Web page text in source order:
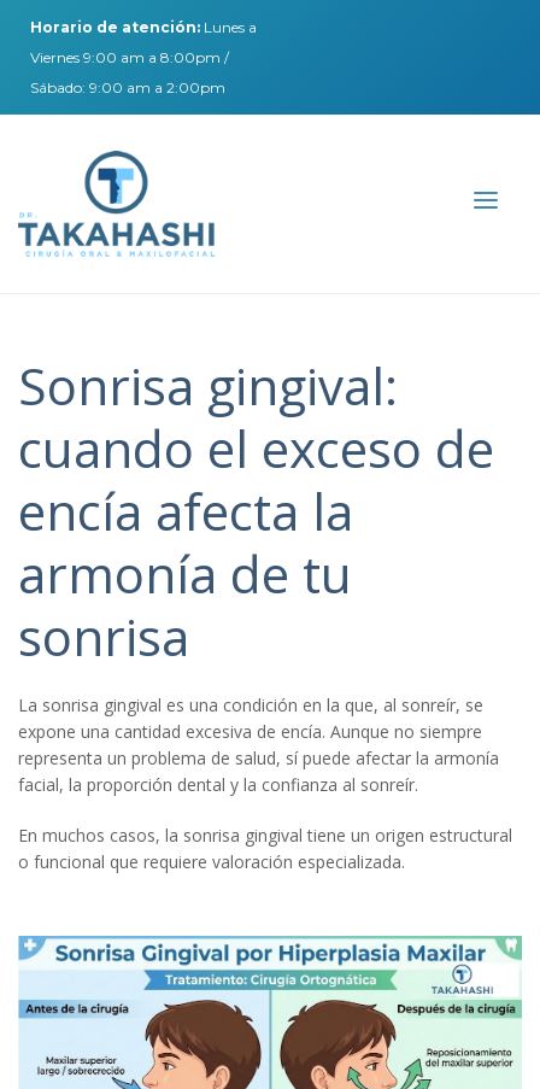
Horario de atención: Lunes a
Viernes 9:00 am a 8:00pm /
Sábado: 9:00 am a 2:00pm
Sonrisa gingival:
cuando el exceso de
encía afecta la
armonía de tu
sonrisa
La sonrisa gingival es una condición en la que, al sonreír, se
expone una cantidad excesiva de encía. Aunque no siempre
representa un problema de salud, sí puede afectar la armonía
facial, la proporción dental y la confianza al sonreír.
En muchos casos, la sonrisa gingival tiene un origen estructural
o funcional que requiere valoración especializada.